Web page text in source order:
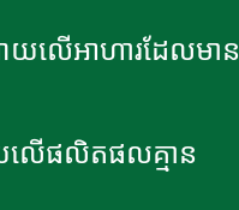
លើអាហារដែលមាន
លើផលិតផលគ្មាន